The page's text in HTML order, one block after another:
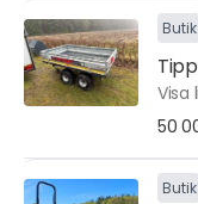
Butik
Visa
50
Butik